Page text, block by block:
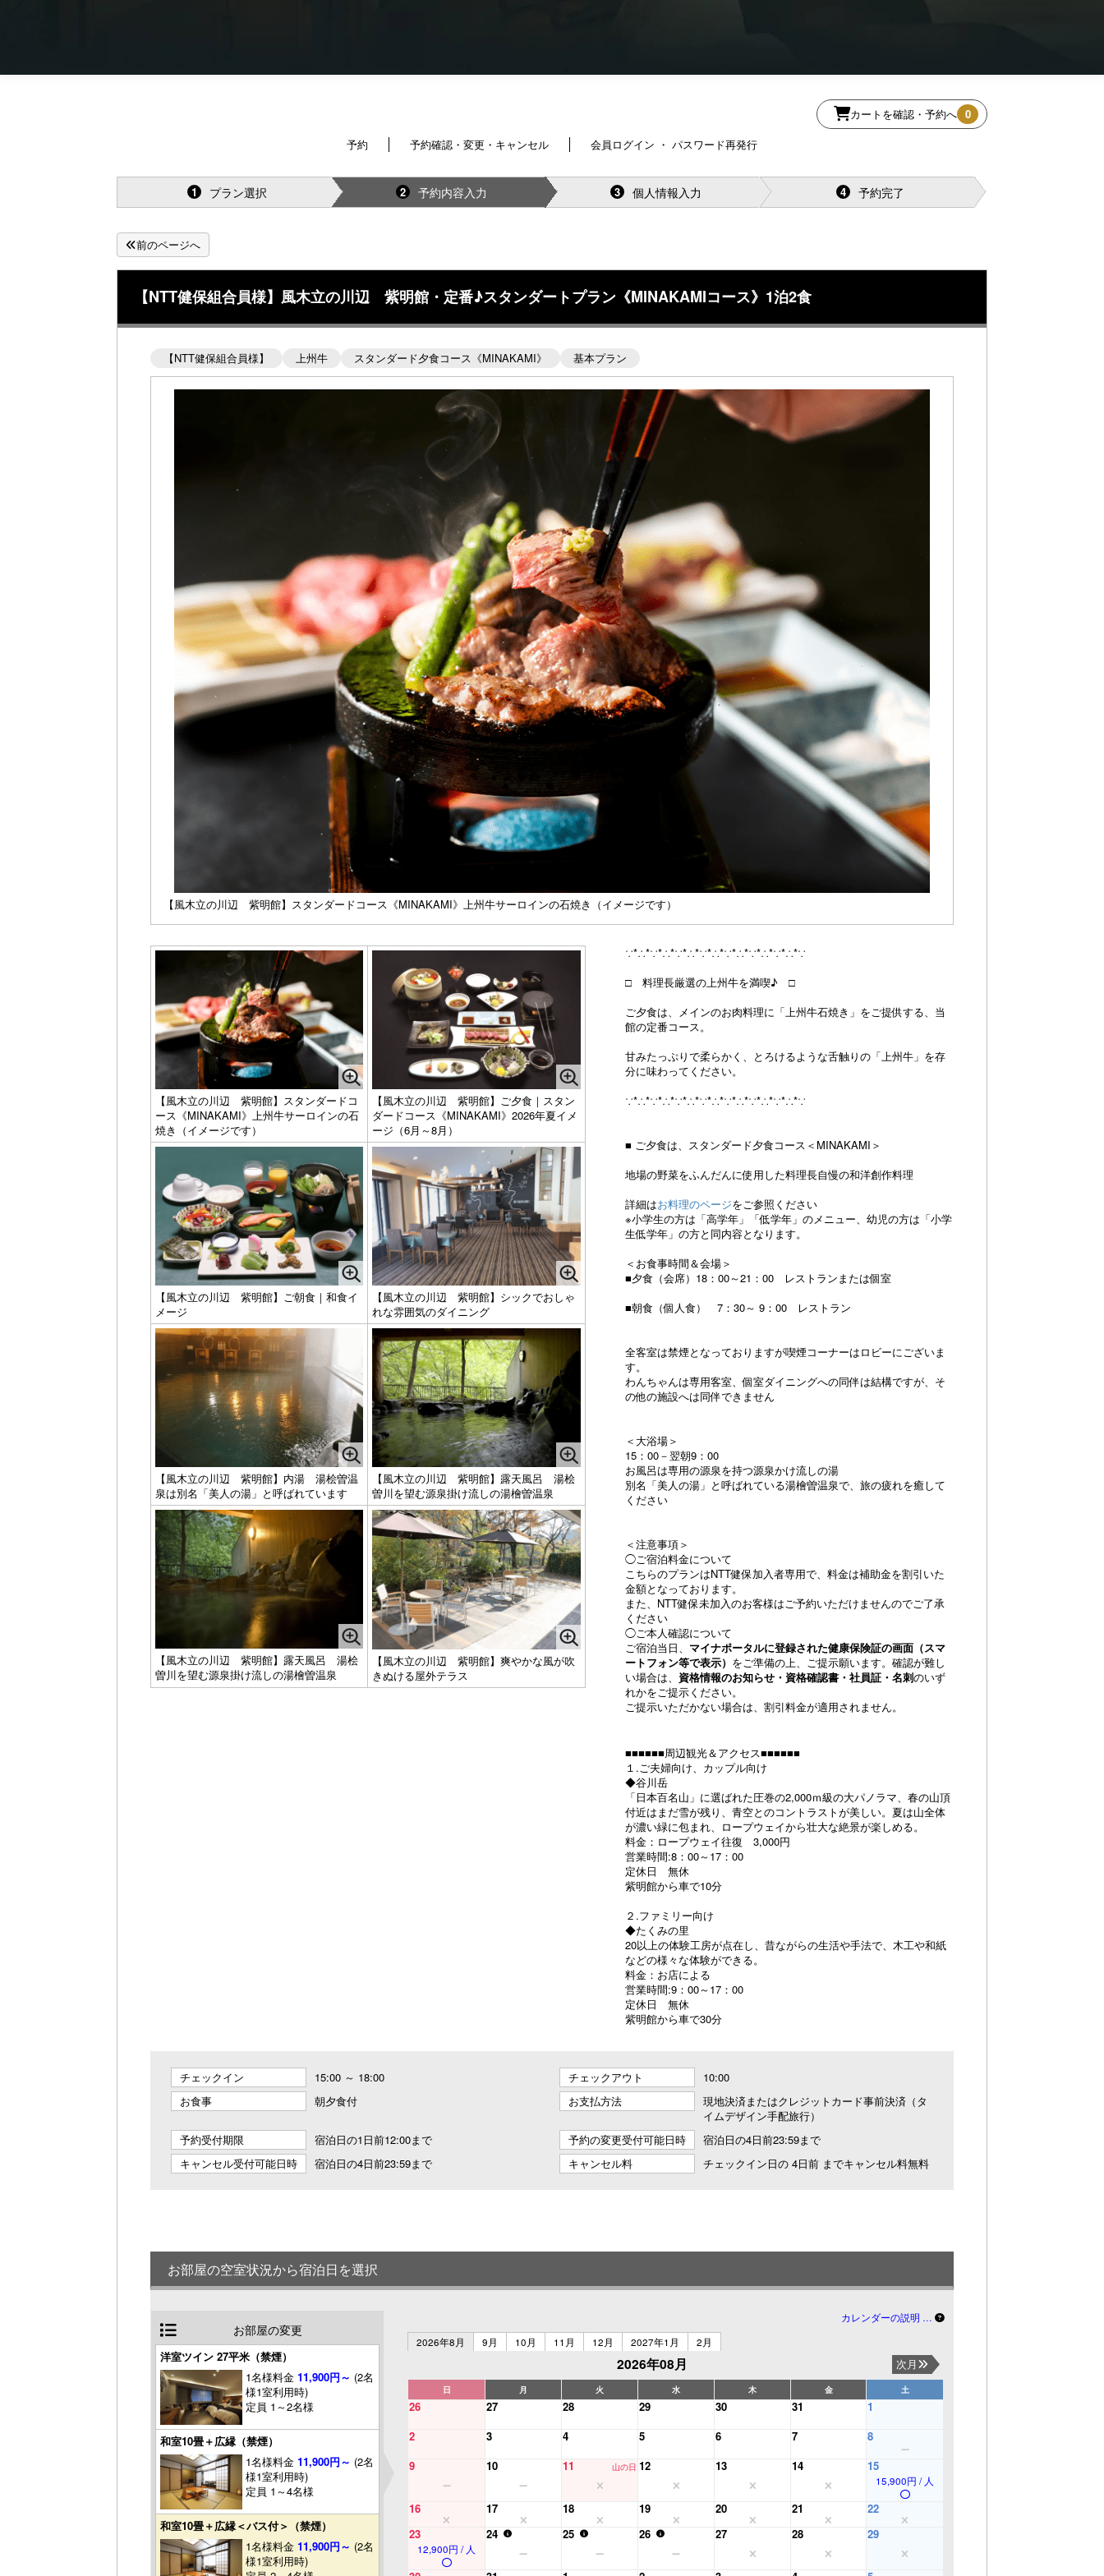
カートを確認・予約へ 0
予約
予約確認・変更・キャンセル 会員ログイン ・ パスワード再発行
1 プラン選択 2 予約内容入力 3 個人情報入力 4 予約完了
前のページへ
【NTT健保組合員様】風木立の川辺 紫明館・定番♪スタンダートプラン《MINAKAMIコース》1泊2食
【NTT健保組合員様】 上州牛 スタンダード夕食コース《MINAKAMI》 基本プラン
【風木立の川辺 紫明館】スタンダードコース《MINAKAMI》上州牛サーロインの石焼き（イメージです）
∵*∴*∵*∴*∵*∴*∵*∴*∵*∴*∵*∴*∵*∴*∵
□ 料理長厳選の上州牛を満喫♪ □
ご夕食は、メインのお肉料理に「上州牛石焼き」をご提供する、当
館の定番コース。
甘みたっぷりで柔らかく、とろけるような舌触りの「上州牛」を存
分に味わってください。
∵*∴*∵*∴*∵*∴*∵*∴*∵*∴*∵*∴*∵*∴*∵
■ ご夕食は、スタンダード夕食コース＜MINAKAMI＞
地場の野菜をふんだんに使用した料理長自慢の和洋創作料理
詳細はお料理のページをご参照ください
※小学生の方は「高学年」「低学年」のメニュー、幼児の方は「小学
生低学年」の方と同内容となります。
＜お食事時間＆会場＞
■夕食（会席）18：00～21：00 レストランまたは個室
■朝食（個人食） 7：30～ 9：00 レストラン
全客室は禁煙となっておりますが喫煙コーナーはロビーにございま
す。
わんちゃんは専用客室、個室ダイニングへの同伴は結構ですが、そ
の他の施設へは同伴できません
＜大浴場＞
15：00－翌朝9：00
お風呂は専用の源泉を持つ源泉かけ流しの湯
別名「美人の湯」と呼ばれている湯檜曽温泉で、旅の疲れを癒して
ください
＜注意事項＞
◯ご宿泊料金について
こちらのプランはNTT健保加入者専用で、料金は補助金を割引いた
金額となっております。
また、NTT健保未加入のお客様はご予約いただけませんのでご了承
ください
◯ご本人確認について
ご宿泊当日、 マイナポータルに登録された健康保険証の画面（スマ
ートフォン等で表示） をご準備の上、ご提示願います。確認が難し
い場合は、 資格情報のお知らせ・資格確認書・社員証・名刺のいず
れかをご提示ください。
ご提示いただかない場合は、割引料金が適用されません。
■■■■■■周辺観光＆アクセス■■■■■■
１.ご夫婦向け、カップル向け
◆谷川岳
「日本百名山」に選ばれた圧巻の2,000ｍ級の大パノラマ、春の山頂
付近はまだ雪が残り、青空とのコントラストが美しい。夏は山全体
が濃い緑に包まれ、ロープウェイから壮大な絶景が楽しめる。
料金：ロープウェイ往復 3,000円
営業時間:8：00～17：00
定休日 無休
紫明館から車で10分
２.ファミリー向け
◆たくみの里
20以上の体験工房が点在し、昔ながらの生活や手法で、木工や和紙
などの様々な体験ができる。
料金：お店による
営業時間:9：00～17：00
定休日 無休
紫明館から車で30分
【風木立の川辺 紫明館】スタンダードコ
ース《MINAKAMI》上州牛サーロインの石
焼き（イメージです）
【風木立の川辺 紫明館】ご夕食｜スタン
ダードコース《MINAKAMI》2026年夏イメ
ージ（6月～8月）
【風木立の川辺 紫明館】ご朝食｜和食イ
メージ
【風木立の川辺 紫明館】シックでおしゃ
れな雰囲気のダイニング
【風木立の川辺 紫明館】内湯 湯桧曽温
泉は別名「美人の湯」と呼ばれています
【風木立の川辺 紫明館】露天風呂 湯桧
曽川を望む源泉掛け流しの湯檜曽温泉
【風木立の川辺 紫明館】露天風呂 湯桧
曽川を望む源泉掛け流しの湯檜曽温泉
【風木立の川辺 紫明館】爽やかな風が吹
きぬける屋外テラス
チェックイン 15:00 ～ 18:00 チェックアウト
10:00
お食事
朝夕食付 お支払方法
現地決済またはクレジットカード事前決済（タ
イムデザイン手配旅行）
予約受付期限
宿泊日の1日前12:00まで 予約の変更受付可能日時
宿泊日の4日前23:59まで
キャンセル受付可能日時
宿泊日の4日前23:59まで キャンセル料 チェックイン日の 4日前 までキャンセル料無料
お部屋の空室状況から宿泊日を選択
お部屋の変更
洋室ツイン 27平米（禁煙）
1名様料金11,900円～ (2名
様1室利用時)
定員 1～2名様
和室10畳＋広縁（禁煙）
1名様料金11,900円～ (2名
様1室利用時)
定員 1～4名様
和室10畳＋広縁＜バス付＞（禁煙）
1名様料金11,900円～ (2名
様1室利用時)
カレンダーの説明 …
2026年8月
9月 10月 11月 12月 2027年1月 2月
2026年08月 次月
日 月 火 水 木 金 土
26 27 28 29 30 31
1
2
3 4 5 6 7
8
9
10 11 山の日 12 13 14 15
15,900円 / 人
16 17 18 19 20 21
22
23
12,900円 / 人
24 25 26 27 28 29